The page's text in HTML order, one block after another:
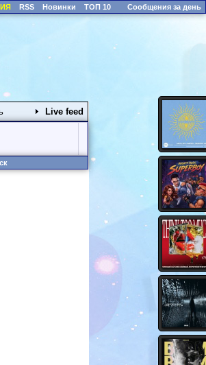
RSS Новинки ТОП 10 Сообщения за день
Live feed